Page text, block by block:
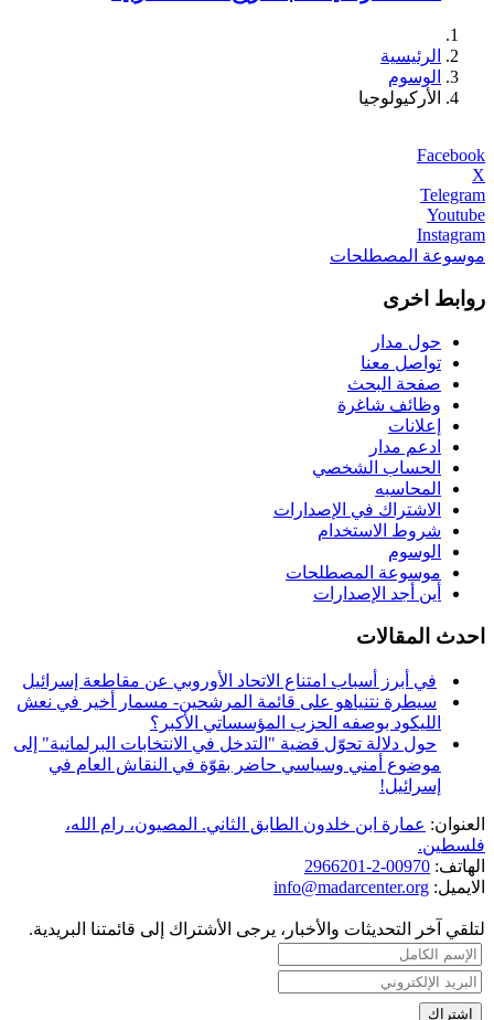
الرئيسية
الوسوم
الأركيولوجيا
Facebook
X
Telegram
Youtube
Instagram
موسوعة المصطلحات
روابط اخرى
حول مدار
تواصل معنا
صفحة البحث
وظائف شاغرة
إعلانات
ادعم مدار
الحساب الشخصي
المحاسبه
الاشتراك في الإصدارات
شروط الاستخدام
الوسوم
موسوعة المصطلحات
أين أجد الإصدارات
احدث المقالات
في أبرز أسباب امتناع الاتحاد الأوروبي عن مقاطعة إسرائيل
سيطرة نتنياهو على قائمة المرشحين- مسمار أخير في نعش
الليكود بوصفه الحزب المؤسساتي الأكبر؟
حول دلالة تحوّل قضية "التدخل في الانتخابات البرلمانية" إلى
موضوع أمني وسياسي حاضر بقوّة في النقاش العام في
إسرائيل!
العنوان: عمارة ابن خلدون الطابق الثاني. المصيون، رام الله،
فلسطين.
الهاتف: 00970-2-2966201
الايميل: info@madarcenter.org
لتلقي آخر التحديثات والأخبار، يرجى الأشتراك إلى قائمتنا البريدية.